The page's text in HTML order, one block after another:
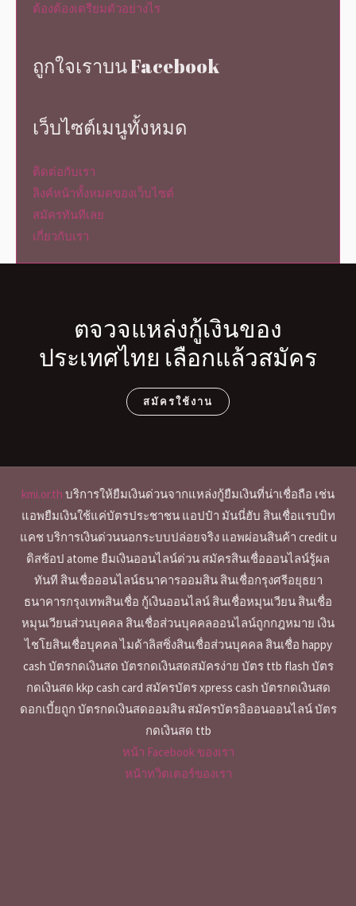
ต้องต้องเตรียมตัวอย่างไร
ถูกใจเราบน Facebook
เว็บไซต์เมนูทั้งหมด
ติดต่อกับเรา
ลิงค์หน้าทั้งหมดของเว็บไซต์
สมัครทันทีเลย
เกี่ยวกับเรา
ตจวจแหล่งกู้เงินของ
ประเทศไทย เลือกแล้วสมัคร
สมัครใช้งาน
kmi.or.th บริการให้ยืมเงินด่วนจากแหล่งกู้ยืมเงินที่น่าเชื่อถือ เช่น
แอพยืมเงินใช้แค่บัตรประชาชน แอปป๋า มันนี่ฮับ สินเชื่อแรบบิท
แคช บริการเงินด่วนนอกระบบปล่อยจริง แอพผ่อนสินค้า credit u
ดิสช้อป atome ยืมเงินออนไลน์ด่วน สมัครสินเชื่อออนไลน์รู้ผล
ทันที สินเชื่อออนไลน์ธนาคารออมสิน สินเชื่อกรุงศรีอยุธยา
ธนาคารกรุงเทพสินเชื่อ กู้เงินออนไลน์ สินเชื่อหมุนเวียน สินเชื่อ
หมุนเวียนส่วนบุคคล สินเชื่อส่วนบุคคลออนไลน์ถูกกฎหมาย เงิน
ไชโยสินเชื่อบุคคล ไมด้าลิสซิ่งสินเชื่อส่วนบุคคล สินเชื่อ happy
cash บัตรกดเงินสด บัตรกดเงินสดสมัครง่าย บัตร ttb flash บัตร
กดเงินสด kkp cash card สมัครบัตร xpress cash บัตรกดเงินสด
ดอกเบี้ยถูก บัตรกดเงินสดออมสิน สมัครบัตรอิออนออนไลน์ บัตร
กดเงินสด ttb
หน้า Facebook ของเรา
หน้าทวิตเตอร์ของเรา